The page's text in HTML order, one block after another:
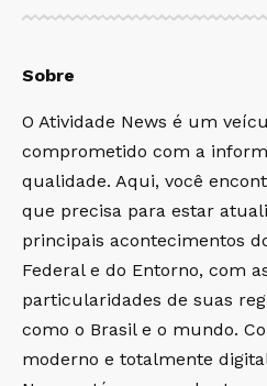
Sobre
O Atividade News é um
comprometido com a
qualidade. Aqui, você
que precisa para estar
principais acontecimentos
Federal e do Entorno, com
particularidades de suas
como o Brasil e o mundo.
moderno e totalmente